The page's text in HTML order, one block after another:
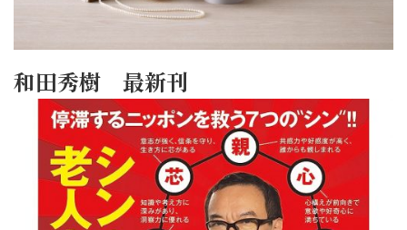
和田秀樹 最新刊